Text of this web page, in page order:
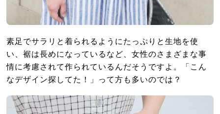
素足でサラリと着られるようにたっぷりと生地を使
い、裾は長めになっているなど、女性のさまざまな事
情に考慮されて作られているんだそうですよ。「こん
なデザイン探してた！」って方も多いのでは？